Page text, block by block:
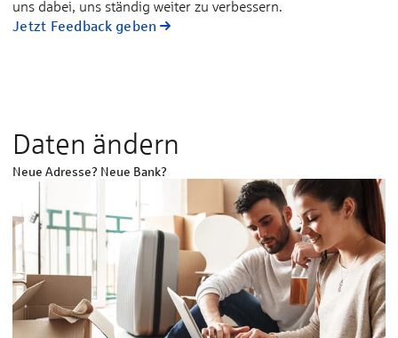
uns da­bei, uns stän­dig wei­ter zu ver­bes­sern.
Jetzt Feedback geben
Daten ändern
Neue Adresse? Neue Bank?